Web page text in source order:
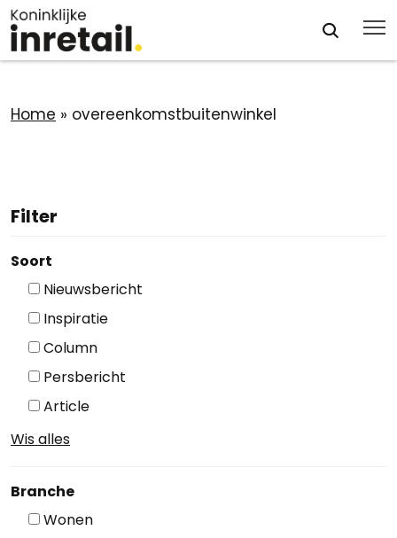
Home » overeenkomstbuitenwinkel
Filter
Soort
Nieuwsbericht
Inspiratie
Column
Persbericht
Article
Wis alles
Branche
Wonen